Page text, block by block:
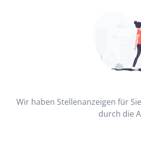
Wir haben Stellenanzeigen für
durch die